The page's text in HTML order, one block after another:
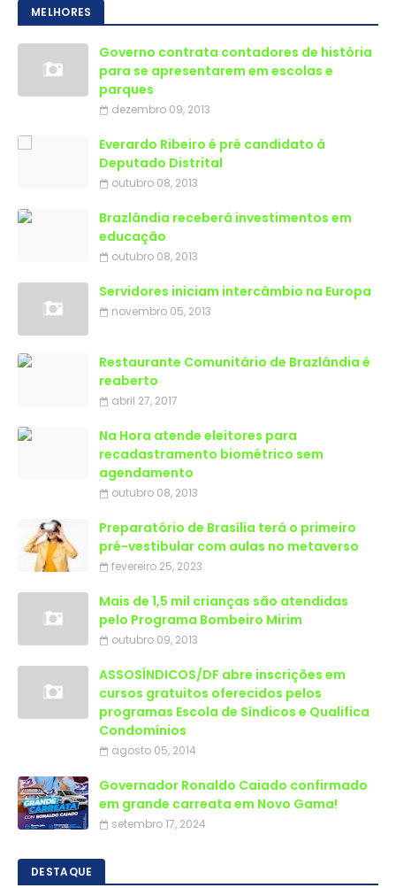
MELHORES
Governo contrata contadores de história
para se apresentarem em escolas e
parques
dezembro 09, 2013
Everardo Ribeiro é pré candidato á
Deputado Distrital
outubro 08, 2013
Brazlândia receberá investimentos em
educação
outubro 08, 2013
Servidores iniciam intercâmbio na Europa
novembro 05, 2013
Restaurante Comunitário de Brazlândia é
reaberto
abril 27, 2017
Na Hora atende eleitores para
recadastramento biométrico sem
agendamento
outubro 08, 2013
Preparatório de Brasília terá o primeiro
pré-vestibular com aulas no metaverso
fevereiro 25, 2023
Mais de 1,5 mil crianças são atendidas
outubro 09, 2013
ASSOSÍNDICOS/DF abre inscrições em
cursos gratuitos oferecidos pelos
programas Escola de Síndicos e Qualifica
Condomínios
agosto 05, 2014
Governador Ronaldo Caiado confirmado
em grande carreata em Novo Gama!
setembro 17, 2024
DESTAQUE